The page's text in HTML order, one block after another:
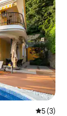
5 av 5 i
5 (3)